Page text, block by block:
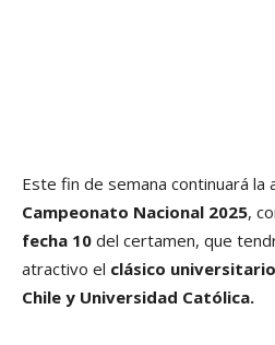
Este fin de semana continuará la
Campeonato Nacional 2025,
fecha 10 del certamen, que
atractivo el clásico
Chile y Universidad Católica.